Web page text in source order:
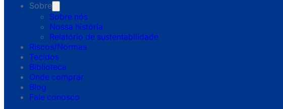
Sobre
Sobre nós
Nossa história
Relatório de sustentabilidade
Riscos/Normas
Tecidos
Biblioteca
Onde comprar
Blog
Fale conosco